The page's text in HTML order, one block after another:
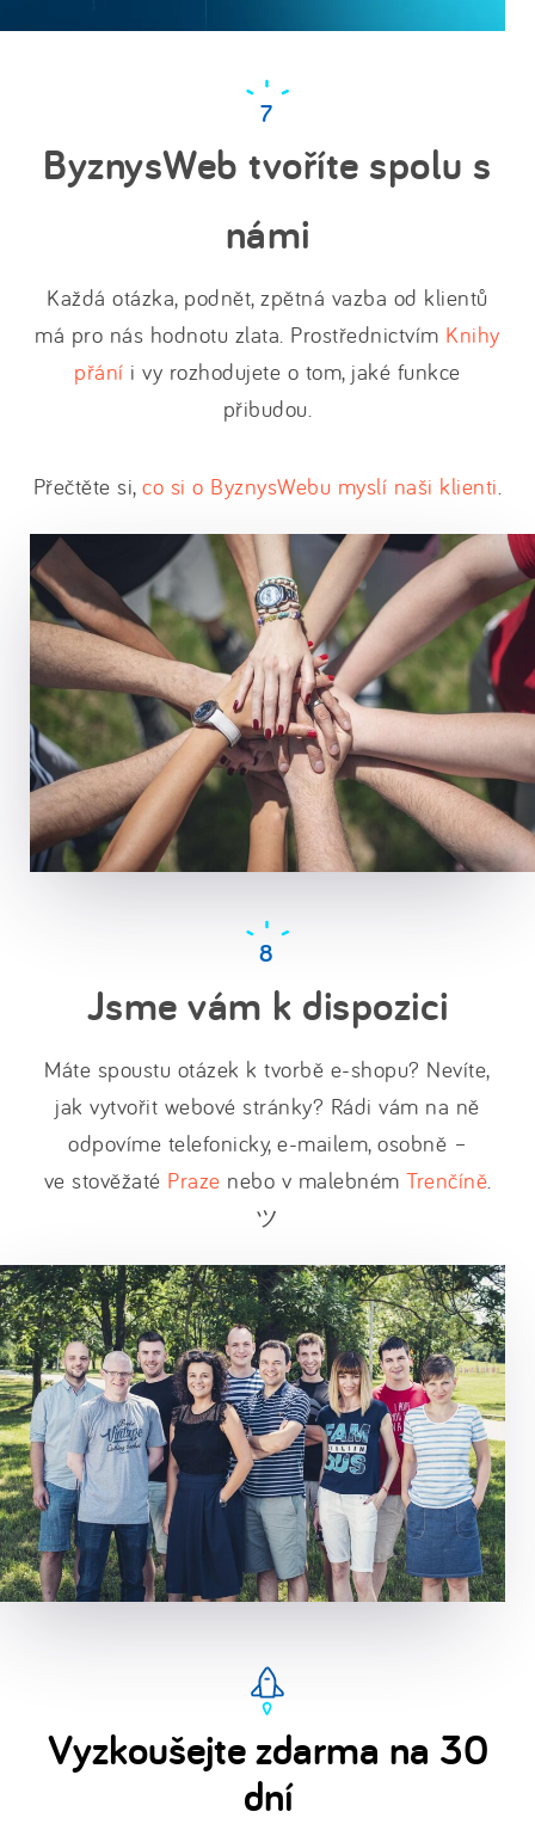
ByznysWeb tvoříte spolu s
námi
Každá otázka, podnět, zpětná vazba od klientů
má pro nás hodnotu zlata. Prostřednictvím Knihy
přání i vy rozhodujete o tom, jaké funkce
přibudou.
Přečtěte si,co si o ByznysWebu myslí naši klienti.
Jsme vám k dispozici
Máte spoustu otázek k tvorbě e-shopu? Nevíte,
jak vytvořit webové stránky? Rádi vám na ně
odpovíme telefonicky, e-mailem, osobně –
ve stověžaté Praze nebo v malebném Trenčíně
ツ
Vyzkoušejte zdarma na 30
dní